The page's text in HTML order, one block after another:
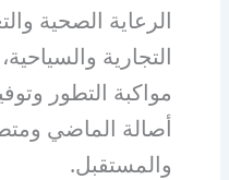
الرعاية الصحية
التجارية
مواكبة التطور
أصالة الماضي
والمستقبل.